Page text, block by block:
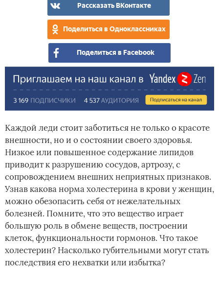
Рассказать ВКонтакте
Поделиться в Одноклассниках
Поделиться в Facebook
Каждой леди стоит заботиться не только о красоте
внешности, но и о состоянии своего здоровья.
Низкое или повышенное содержание липидов
приводит к разрушению сосудов, артрозу, с
сопровождением внешних неприятных признаков.
Узнав какова норма холестерина в крови у женщин,
можно обезопасить себя от нежелательных
болезней. Помните, что это вещество играет
большую роль в обмене веществ, построении
клеток, функциональности гормонов. Что такое
холестерин? Насколько губительными могут стать
последствия его нехватки или избытка?